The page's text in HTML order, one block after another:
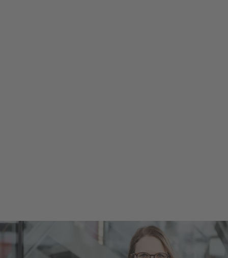
Anmeldung zum Studium
Einfach und schnell online anmelden